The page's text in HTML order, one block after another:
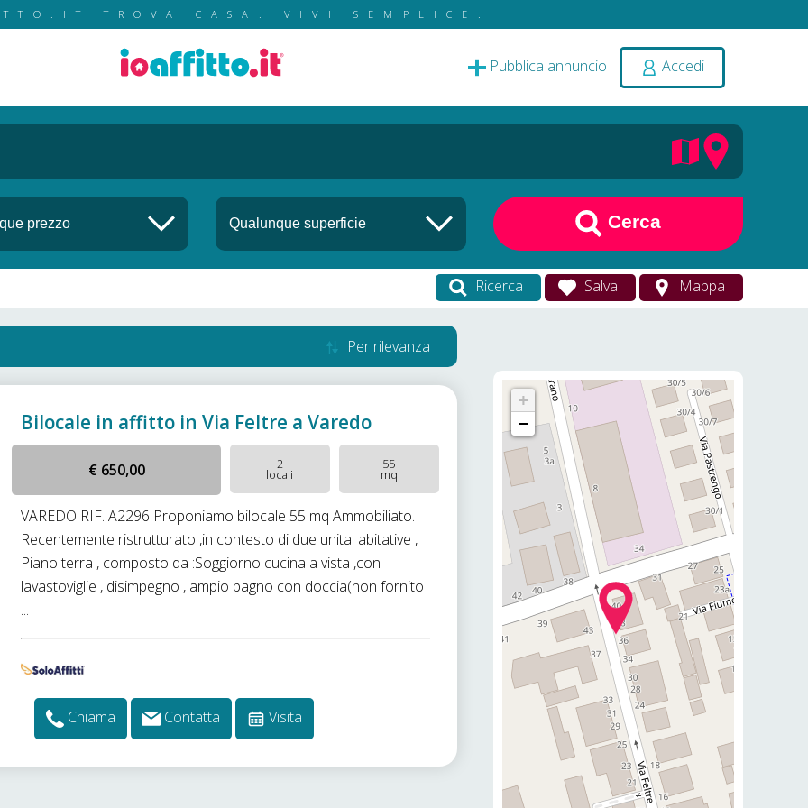
TROVA CASA. VIVI SEMPLICE.
Pubblica annuncio Accedi
Cerca
Ricerca Salva Mappa
Per rilevanza
Bilocale in affitto in Via Feltre a Varedo
€ 650,00 2
locali
55
mq
VAREDO RIF. A2296 Proponiamo bilocale 55 mq Ammobiliato.
Recentemente ristrutturato ,in contesto di due unita' abitative ,
Piano terra , composto da :Soggiorno cucina a vista ,con
lavastoviglie , disimpegno , ampio bagno con doccia(non fornito
...
Chiama Contatta Visita
+
−